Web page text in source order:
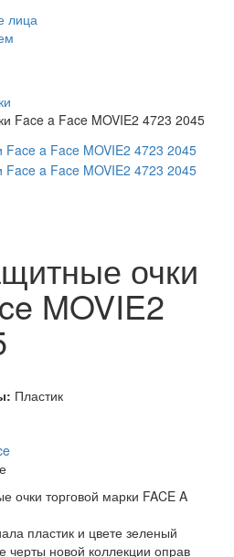
лица
Face a Face MOVIE2 4723 2045
очки
MOVIE2
Пластик
очки торговой марки FACE A
пластик и цвете зеленый
черты новой коллекции оправ